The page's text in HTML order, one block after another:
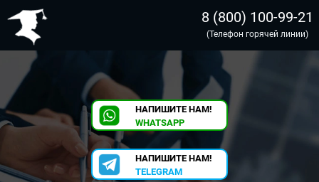
8 (800) 100-99-21
(Телефон горячей линии)
НАПИШИТЕ НАМ!
WHATSAPP
НАПИШИТЕ НАМ!
TELEGRAM